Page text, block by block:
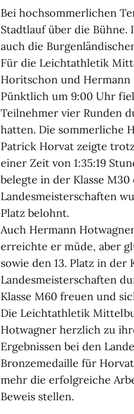
Bei hochsommerlichen
Stadtlauf über die
auch die
Für die Leichtathletik
Horitschon und Hermann
Pünktlich um 9:00 Uhr
Teilnehmer vier Runden
hatten. Die sommerliche
Patrick Horvat zeigte
einer Zeit von 1:35:19
belegte in der Klasse
Landesmeisterschaften
Platz belohnt.
Auch Hermann
erreichte er müde, aber
sowie den 13. Platz in der
Landesmeisterschaften
Klasse M60 freuen und
Die Leichtathletik
Hotwagner herzlich zu
Ergebnissen bei den
Bronzemedaille für
mehr die erfolgreiche
Beweis stellen.